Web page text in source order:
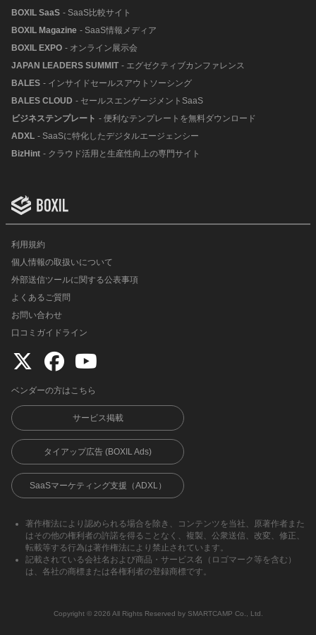
BOXIL SaaS - SaaS比較サイト
BOXIL Magazine - SaaS情報メディア
BOXIL EXPO - オンライン展示会
JAPAN LEADERS SUMMIT - エグゼクティブカンファレンス
BALES - インサイドセールスアウトソーシング
BALES CLOUD - セールスエンゲージメントSaaS
ビジネステンプレート - 便利なテンプレートを無料ダウンロード
ADXL - SaaSに特化したデジタルエージェンシー
BizHint - クラウド活用と生産性向上の専門サイト
利用規約
個人情報の取扱いについて
外部送信ツールに関する公表事項
よくあるご質問
お問い合わせ
口コミガイドライン
ベンダーの方はこちら
サービス掲載
タイアップ広告 (BOXIL Ads)
SaaSマーケティング支援（ADXL）
著作権法により認められる場合を除き、コンテンツを当社、原著作者また
はその他の権利者の許諾を得ることなく、複製、公衆送信、改変、修正、
転載等する行為は著作権法により禁止されています。
記載されている会社名および商品・サービス名（ロゴマーク等を含む）
は、各社の商標または各権利者の登録商標です。
Copyright ©︎ 2026 All Rights Reserved by SMARTCAMP Co., Ltd.